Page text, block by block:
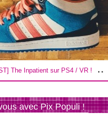
/ VR ! .. Crok’ Ta Box de
avec Pix Populi !